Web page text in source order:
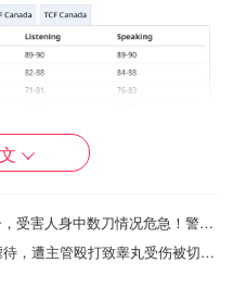
GTA女子当街刺伤一老年男子，受害人身中数刀情况危急！警方透露，两人有亲戚关系！
外国劳工在安省工作期间被虐待，遭主管殴打致睾丸受伤被切除！其获赔超过$295,000!